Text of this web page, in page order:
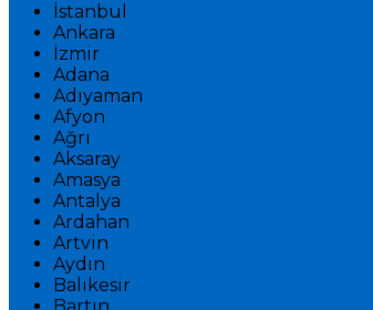
İstanbul
Ankara
İzmir
Adana
Adıyaman
Afyon
Ağrı
Aksaray
Amasya
Antalya
Ardahan
Artvin
Aydın
Balıkesir